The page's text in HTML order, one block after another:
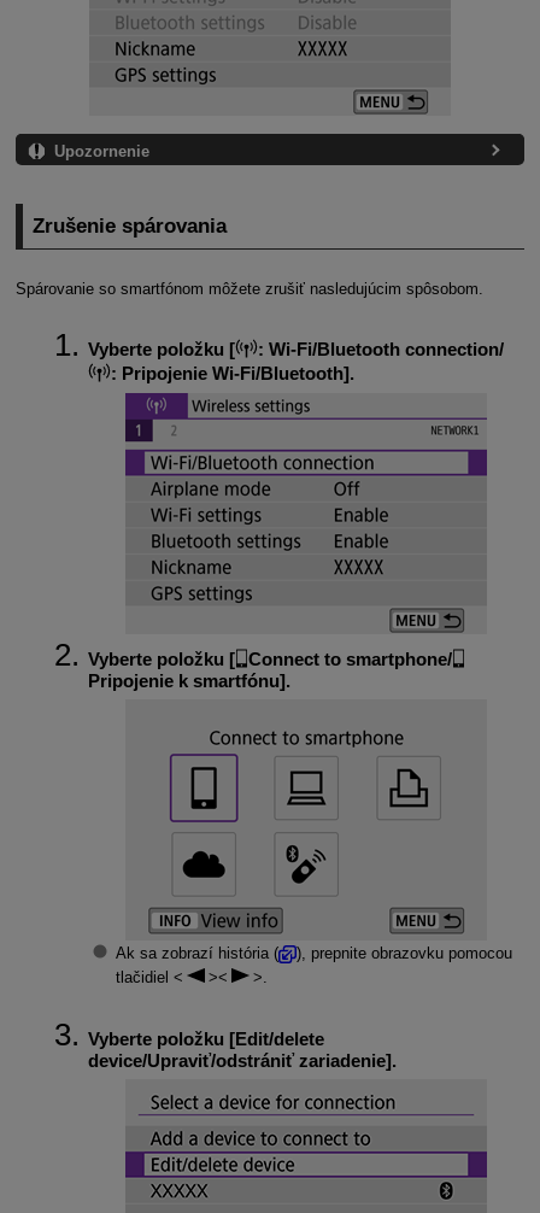
Upozornenie
Zrušenie spárovania
Spárovanie so smartfónom môžete zrušiť nasledujúcim spôsobom.
Vyberte položku [ : Wi-Fi/Bluetooth connection/
: Pripojenie Wi-Fi/Bluetooth].
Vyberte položku [
Connect to smartphone/
Pripojenie k smartfónu].
Ak sa zobrazí história (
), prepnite obrazovku pomocou
tlačidiel
.
Vyberte položku [Edit/delete
device/Upraviť/odstrániť zariadenie].